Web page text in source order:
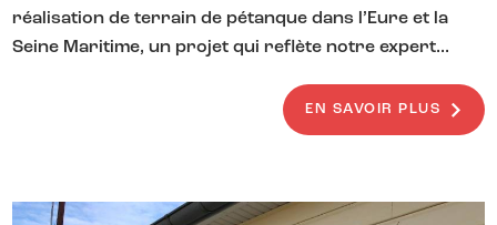
réalisation de terrain de pétanque dans l’Eure et la
Seine Maritime, un projet qui reflète notre expert...
EN SAVOIR PLUS